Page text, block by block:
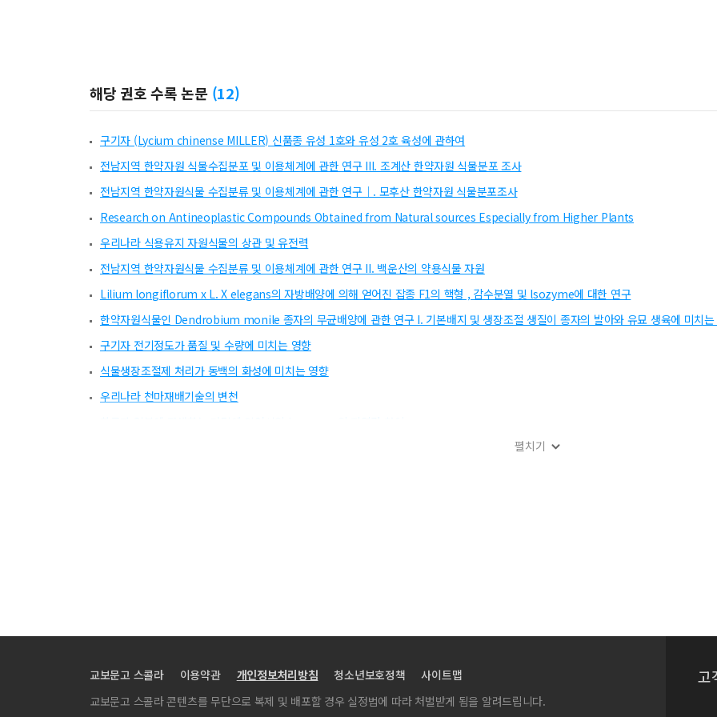
해당 권호 수록 논문 (12)
구기자 (Lycium chinense MILLER) 신품종 유성 1호와 유성 2호 육성에 관하여
전남지역 한약자원 식물수집분포 및 이용체계에 관한 연구 III. 조계산 한약자원 식물분포 조사
전남지역 한약자원식물 수집분류 및 이용체계에 관한 연구｜. 모후산 한약자원 식물분포조사
Research on Antineoplastic Compounds Obtained from Natural sources Especially from Higher Plants
우리나라 식용유지 자원식물의 상관 및 유전력
전남지역 한약자원식물 수집분류 및 이용체계에 관한 연구 II. 백운산의 약용식물 자원
Lilium longiflorum x L. X elegans의 자방배양에 의해 얻어진 잡종 F1의 핵형 , 감수분열 및 lsozyme에 대한 연구
한약자원식물인 Dendrobium monile 종자의 무균배양에 관한 연구 I. 기본배지 및 생장조절 생질이 종자의 발아와 유묘 생육에 미치는
구기자 전기정도가 품질 및 수량에 미치는 영향
식물생장조절제 처리가 동백의 화성에 미치는 영향
우리나라 천마재배기술의 변천
펼치기
교보문고 스콜라 이용약관 개인정보처리방침 청소년보호정책
사이트맵
교보문고 스콜라 콘텐츠를 무단으로 복제 및 배포할 경우 실정법에 따라 처벌받게 됨을 알려드립니다.
고